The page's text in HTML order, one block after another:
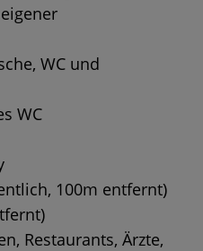
WC und
WC
100m entfernt)
Restaurants, Ärzte,